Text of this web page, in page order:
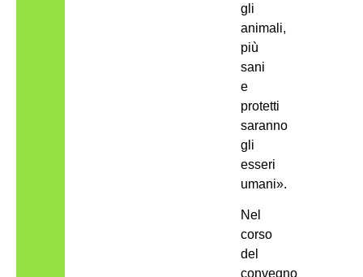
gli
animali,
più
sani
e
protetti
saranno
gli
esseri
umani».
Nel
corso
del
convegno